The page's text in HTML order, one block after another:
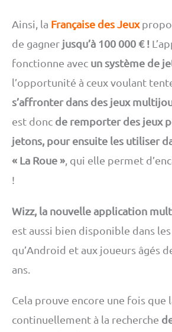
Ainsi, la Française des Jeux
de gagner jusqu’à 100 000 € !
fonctionne avec un système de
l’opportunité à ceux voulant
s’affronter dans des jeux
est donc de remporter des jeux
jetons, pour ensuite les utiliser
« La Roue » , qui elle permet
!
Wizz, la nouvelle application
est aussi bien disponible dans
qu’Android et aux joueurs âgés
ans.
Cela prouve encore une fois que
continuellement à la recherche